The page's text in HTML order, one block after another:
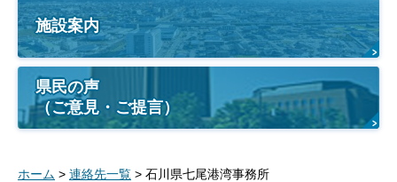
施設案内
県民の声
（ご意見・ご提言）
ホーム > 連絡先一覧 > 石川県七尾港湾事務所